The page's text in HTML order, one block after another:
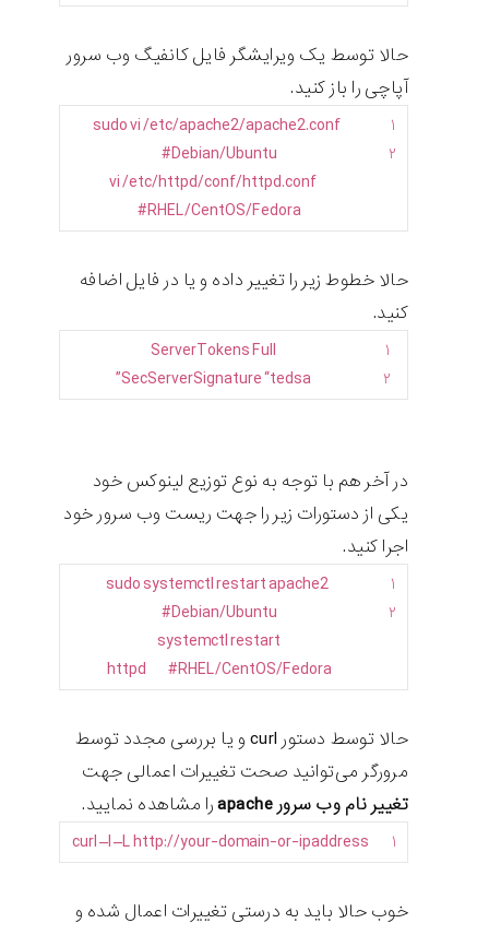
حالا توسط یک ویرایشگر فایل کانفیگ وب سرور
آپاچی را باز کنید.
۱
۲
sudovi/etc/apache2/apache2.conf
#Debian/Ubuntu
vi/etc/httpd/conf/httpd.conf
#RHEL/CentOS/Fedora
حالا خطوط زیر را تغییر داده و یا در فایل اضافه
کنید.
۱
۲
ServerTokensFull
SecServerSignature“tedsa
”
در آخر هم با توجه به نوع توزیع لینوکس خود
یکی از دستورات زیر را جهت ریست وب سرور خود
اجرا کنید.
۱
۲
sudosystemctlrestartapache2
#Debian/Ubuntu
systemctlrestart
httpd
#RHEL/CentOS/Fedora
حالا توسط دستور curl و یا بررسی مجدد توسط
مرورگر می‌توانید صحت تغییرات اعمالی جهت
تغییر نام وب سرور apache
را مشاهده نمایید.
۱ curl–I–Lhttp://your-domain-or-ipaddress
خوب حالا باید به درستی تغییرات اعمال شده و